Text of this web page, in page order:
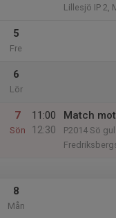
Lillesjö IP 2,
5
Fre
6
Lör
7
Sön
11:00
12:30
Match
P2014 Sö gul
8
Mån